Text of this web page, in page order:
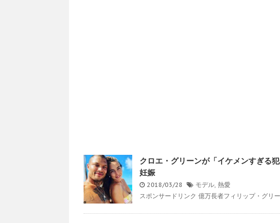
クロエ・グリーンが「イケメンすぎる
妊娠
2018/03/28 モデル, 熱愛
スポンサードリンク 億万長者フィリップ・グリ